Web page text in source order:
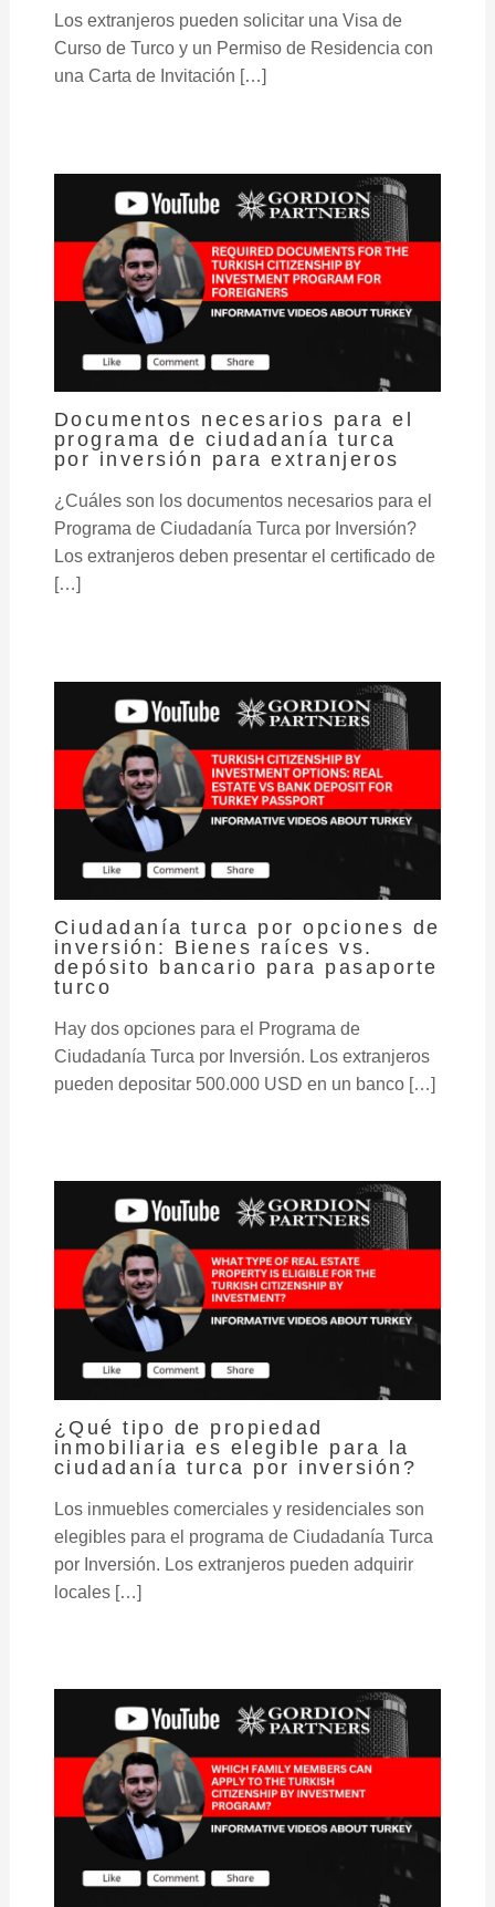
Los extranjeros pueden solicitar una Visa de
Curso de Turco y un Permiso de Residencia con
una Carta de Invitación […]
Documentos necesarios para el
programa de ciudadanía turca
por inversión para extranjeros
¿Cuáles son los documentos necesarios para el
Programa de Ciudadanía Turca por Inversión?
Los extranjeros deben presentar el certificado de
[…]
Ciudadanía turca por opciones de
inversión: Bienes raíces vs.
depósito bancario para pasaporte
turco
Hay dos opciones para el Programa de
Ciudadanía Turca por Inversión. Los extranjeros
pueden depositar 500.000 USD en un banco […]
¿Qué tipo de propiedad
inmobiliaria es elegible para la
ciudadanía turca por inversión?
Los inmuebles comerciales y residenciales son
elegibles para el programa de Ciudadanía Turca
por Inversión. Los extranjeros pueden adquirir
locales […]